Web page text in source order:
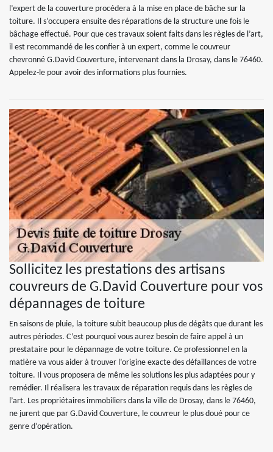
l’expert de la couverture procédera à la mise en place de bâche sur la
toiture. Il s’occupera ensuite des réparations de la structure une fois le
bâchage effectué. Pour que ces travaux soient faits dans les règles de l’art,
il est recommandé de les confier à un expert, comme le couvreur
chevronné G.David Couverture, intervenant dans la Drosay, dans le 76460.
Appelez-le pour avoir des informations plus fournies.
Sollicitez les prestations des artisans
couvreurs de G.David Couverture pour vos
dépannages de toiture
En saisons de pluie, la toiture subit beaucoup plus de dégâts que durant les
autres périodes. C’est pourquoi vous aurez besoin de faire appel à un
prestataire pour le dépannage de votre toiture. Ce professionnel en la
matière va vous aider à trouver l’origine exacte des défaillances de votre
toiture. Il vous proposera de même les solutions les plus adaptées pour y
remédier. Il réalisera les travaux de réparation requis dans les règles de
l’art. Les propriétaires immobiliers dans la ville de Drosay, dans le 76460,
ne jurent que par G.David Couverture, le couvreur le plus doué pour ce
genre d’opération.